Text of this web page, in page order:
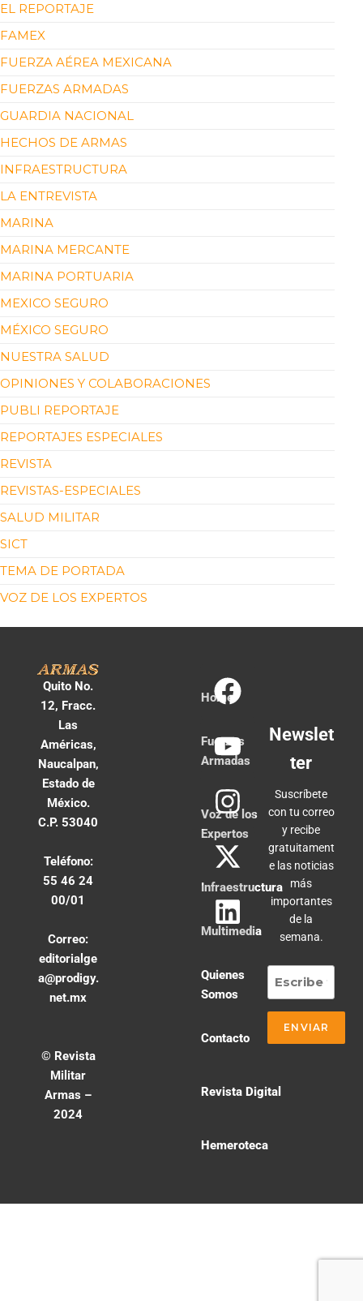
EL REPORTAJE
FAMEX
FUERZA AÉREA MEXICANA
FUERZAS ARMADAS
GUARDIA NACIONAL
HECHOS DE ARMAS
INFRAESTRUCTURA
LA ENTREVISTA
MARINA
MARINA MERCANTE
MARINA PORTUARIA
MEXICO SEGURO
MÉXICO SEGURO
NUESTRA SALUD
OPINIONES Y COLABORACIONES
PUBLI REPORTAJE
REPORTAJES ESPECIALES
REVISTA
REVISTAS-ESPECIALES
SALUD MILITAR
SICT
TEMA DE PORTADA
VOZ DE LOS EXPERTOS
Quito No.
12, Fracc.
Las
Américas,
Naucalpan,
Estado de
México.
C.P. 53040
Teléfono:
55 46 24
00/01
Correo:
editorialge
a@prodigy.
net.mx
© Revista
Militar
Armas –
2024
Home
Fuerzas
Armadas
Voz de los
Expertos
Infraestructura
Multimedia
Quienes
Somos
Contacto
Revista Digital
Hemeroteca
Newslet
ter
Suscríbete
con tu correo
y recibe
gratuitament
e las noticias
más
importantes
de la
semana.